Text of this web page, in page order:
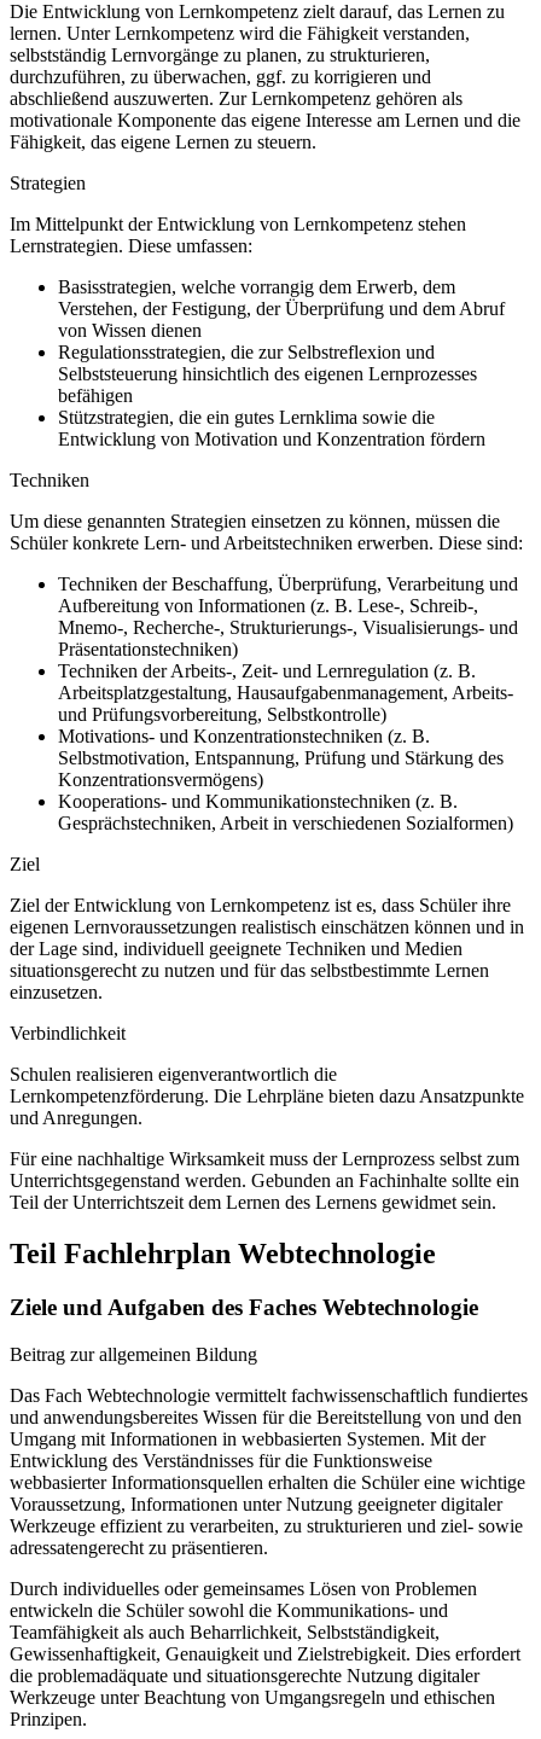
Die Entwicklung von Lernkompetenz zielt darauf, das Lernen zu
lernen. Unter Lernkompetenz wird die Fähigkeit verstanden,
selbstständig Lernvorgänge zu planen, zu strukturieren,
durchzuführen, zu überwachen, ggf. zu korrigieren und
abschließend auszuwerten. Zur Lernkompetenz gehören als
motivationale Komponente das eigene Interesse am Lernen und die
Fähigkeit, das eigene Lernen zu steuern.
Strategien
Im Mittelpunkt der Entwicklung von Lernkompetenz stehen
Lernstrategien. Diese umfassen:
Basisstrategien, welche vorrangig dem Erwerb, dem
Verstehen, der Festigung, der Überprüfung und dem Abruf
von Wissen dienen
Regulationsstrategien, die zur Selbstreflexion und
Selbststeuerung hinsichtlich des eigenen Lernprozesses
befähigen
Stützstrategien, die ein gutes Lernklima sowie die
Entwicklung von Motivation und Konzentration fördern
Techniken
Um diese genannten Strategien einsetzen zu können, müssen die
Schüler konkrete Lern- und Arbeitstechniken erwerben. Diese sind:
Techniken der Beschaffung, Überprüfung, Verarbeitung und
Aufbereitung von Informationen (z. B. Lese-, Schreib-,
Mnemo-, Recherche-, Strukturierungs-, Visualisierungs- und
Präsentationstechniken)
Techniken der Arbeits-, Zeit- und Lernregulation (z. B.
Arbeitsplatzgestaltung, Hausaufgabenmanagement, Arbeits-
und Prüfungsvorbereitung, Selbstkontrolle)
Motivations- und Konzentrationstechniken (z. B.
Selbstmotivation, Entspannung, Prüfung und Stärkung des
Konzentrationsvermögens)
Kooperations- und Kommunikationstechniken (z. B.
Gesprächstechniken, Arbeit in verschiedenen Sozialformen)
Ziel
Ziel der Entwicklung von Lernkompetenz ist es, dass Schüler ihre
eigenen Lernvoraussetzungen realistisch einschätzen können und in
der Lage sind, individuell geeignete Techniken und Medien
situationsgerecht zu nutzen und für das selbstbestimmte Lernen
einzusetzen.
Verbindlichkeit
Schulen realisieren eigenverantwortlich die
Lernkompetenzförderung. Die Lehrpläne bieten dazu Ansatzpunkte
und Anregungen.
Für eine nachhaltige Wirksamkeit muss der Lernprozess selbst zum
Unterrichtsgegenstand werden. Gebunden an Fachinhalte sollte ein
Teil der Unterrichtszeit dem Lernen des Lernens gewidmet sein.
Teil Fachlehrplan Webtechnologie
Ziele und Aufgaben des Faches Webtechnologie
Beitrag zur allgemeinen Bildung
Das Fach Webtechnologie vermittelt fachwissenschaftlich fundiertes
und anwendungsbereites Wissen für die Bereitstellung von und den
Umgang mit Informationen in webbasierten Systemen. Mit der
Entwicklung des Verständnisses für die Funktionsweise
webbasierter Informationsquellen erhalten die Schüler eine wichtige
Voraussetzung, Informationen unter Nutzung geeigneter digitaler
Werkzeuge effizient zu verarbeiten, zu strukturieren und ziel- sowie
adressatengerecht zu präsentieren.
Durch individuelles oder gemeinsames Lösen von Problemen
entwickeln die Schüler sowohl die Kommunikations- und
Teamfähigkeit als auch Beharrlichkeit, Selbstständigkeit,
Gewissenhaftigkeit, Genauigkeit und Zielstrebigkeit. Dies erfordert
die problemadäquate und situationsgerechte Nutzung digitaler
Werkzeuge unter Beachtung von Umgangsregeln und ethischen
Prinzipen.